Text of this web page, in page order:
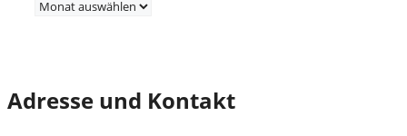
Adresse und Kontakt